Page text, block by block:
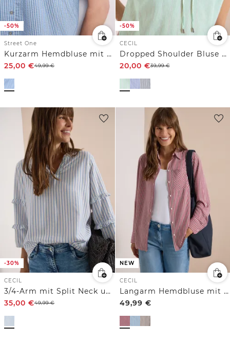
-50%
Street One
Kurzarm Hemdbluse mit Turn-Up-Details
25,00 €49,99€
-50%
CECIL
Dropped Shoulder Bluse mit Struktur
20,00 €39,99€
-30%
CECIL
3/4-Arm mit Split Neck und Rüschen
35,00 €49,99€
NEW
CECIL
Langarm Hemdbluse mit Streifen
49,99 €